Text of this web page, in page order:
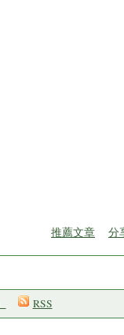
推薦文章 分
RSS